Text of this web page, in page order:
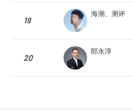
19
海潮、测评
20
郎永淳